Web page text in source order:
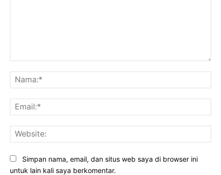
Simpan nama, email, dan situs web saya di browser ini
untuk lain kali saya berkomentar.